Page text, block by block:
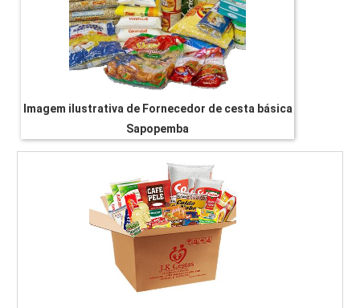
Imagem ilustrativa de Fornecedor de cesta básica
Sapopemba